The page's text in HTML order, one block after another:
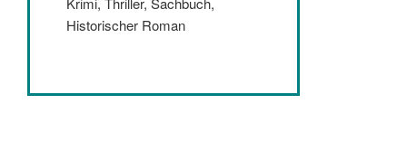
Historischer Roman